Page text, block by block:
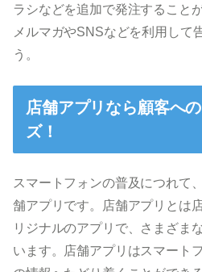
ラシなどを追加で発注すること
メルマガやSNSなどを利用して
う。
店舗アプリなら顧客へ
ズ！
スマートフォンの普及につれて
舗アプリです。店舗アプリとは
リジナルのアプリで、さまざま
います。店舗アプリはスマート